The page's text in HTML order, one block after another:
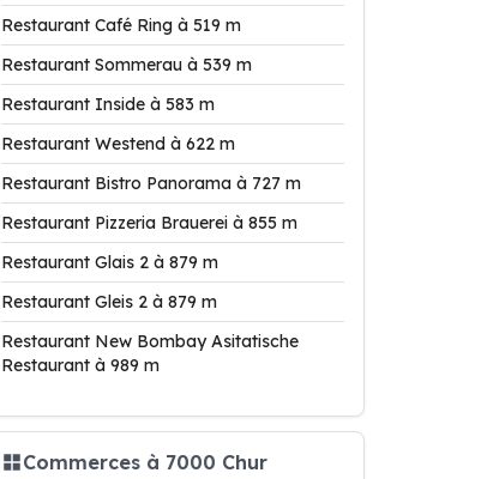
Restaurant Café Ring à 519 m
Restaurant Sommerau à 539 m
Restaurant Inside à 583 m
Restaurant Westend à 622 m
Restaurant Bistro Panorama à 727 m
Restaurant Pizzeria Brauerei à 855 m
Restaurant Glais 2 à 879 m
Restaurant Gleis 2 à 879 m
Restaurant New Bombay Asitatische
Restaurant à 989 m
Commerces à 7000 Chur